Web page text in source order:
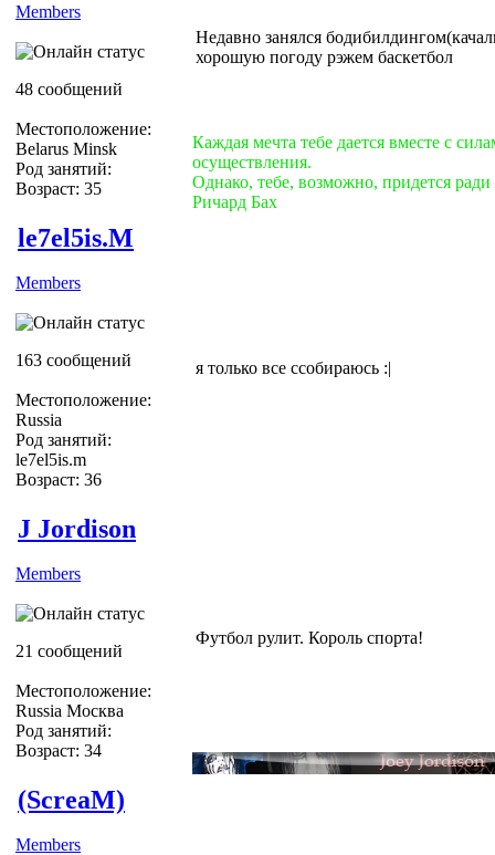
Members
48 сообщений
Местоположение:
Belarus Minsk
Род занятий:
Возраст: 35
Недавно занялся
хорошую погоду рэжем баскетбол
Каждая мечта тебе дается вместе с
осуществления.
Однако, тебе, возможно, придется ради
Ричард Бах
le7el5is.M
Members
163 сообщений
Местоположение:
Russia
Род занятий:
le7el5is.m
Возраст: 36
я только все ссобираюсь :|
J Jordison
Members
21 сообщений
Местоположение:
Russia Москва
Род занятий:
Возраст: 34
Футбол рулит. Король спорта!
(ScreaM)
Members